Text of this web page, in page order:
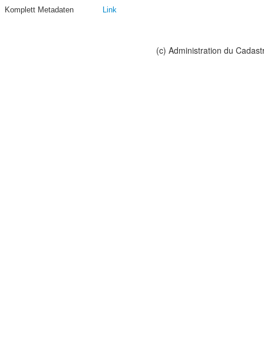
Komplett Metadaten Link
(c) Administration du